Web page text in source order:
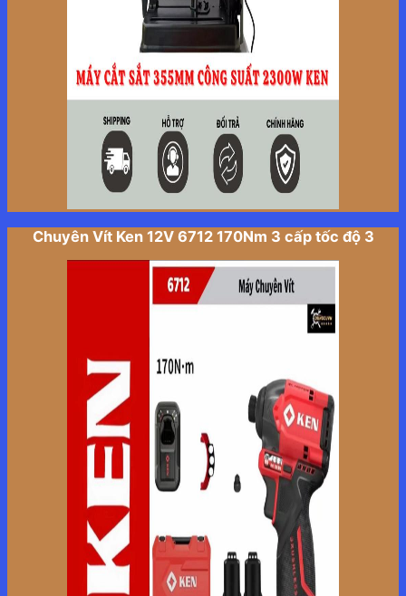
Chuyên Vít Ken 12V 6712 170Nm 3 cấp tốc độ 3